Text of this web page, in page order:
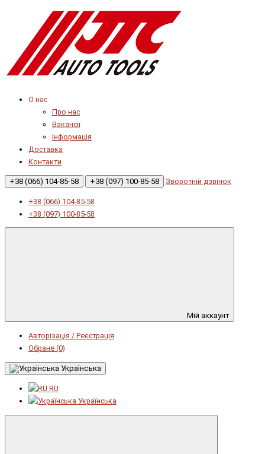
О нас
Про нас
Вакансії
Інформація
Доставка
Контакти
+38 (066) 104-85-58 +38 (097) 100-85-58 Зворотній дзвінок
+38 (066) 104-85-58
+38 (097) 100-85-58
Мій аккаунт
Авторізація / Реєстрація
Обране (0)
Українська
RU
Українська